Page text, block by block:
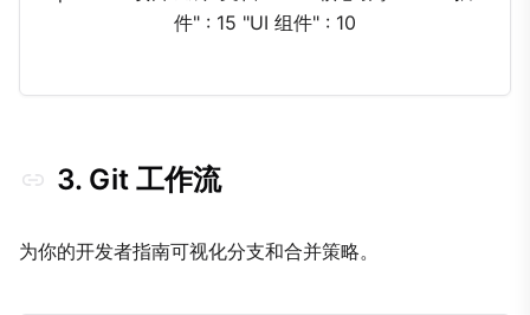
件" : 15 "UI 组件" : 10
3. Git 工作流
为你的开发者指南可视化分支和合并策略。